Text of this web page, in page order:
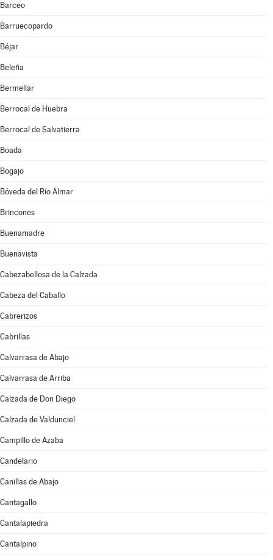
Barceo
Barruecopardo
Béjar
Beleña
Bermellar
Berrocal de Huebra
Berrocal de Salvatierra
Boada
Bogajo
Bóveda del Río Almar
Brincones
Buenamadre
Buenavista
Cabezabellosa de la Calzada
Cabeza del Caballo
Cabrerizos
Cabrillas
Calvarrasa de Abajo
Calvarrasa de Arriba
Calzada de Don Diego
Calzada de Valdunciel
Campillo de Azaba
Candelario
Canillas de Abajo
Cantagallo
Cantalapiedra
Cantalpino